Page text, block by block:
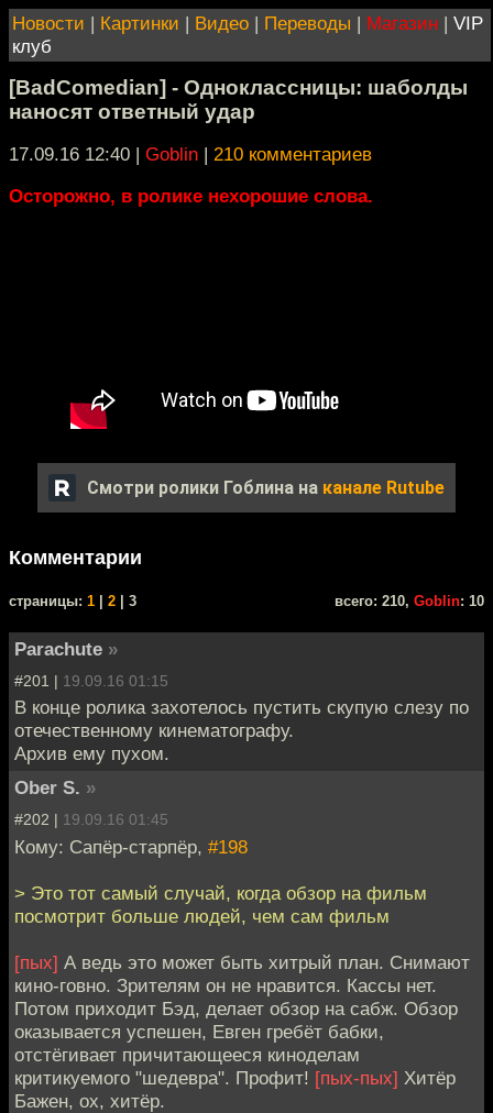
Новости | Картинки | Видео | Переводы | Магазин | VIP
клуб
[BadComedian] - Одноклассницы: шаболды
наносят ответный удар
17.09.16 12:40 | Goblin | 210 комментариев
Осторожно, в ролике нехорошие слова.
Смотри ролики Гоблина на канале Rutube
Комментарии
cтраницы: 1 2 | 3 всего: 210, Goblin: 10
Parachute »
#201 | 19.09.16 01:15
В конце ролика захотелось пустить скупую слезу по
отечественному кинематографу.
Архив ему пухом.
Ober S. »
#202 | 19.09.16 01:45
Кому: Сапёр-старпёр, #198
> Это тот самый случай, когда обзор на фильм
посмотрит больше людей, чем сам фильм
[пых] А ведь это может быть хитрый план. Снимают
кино-говно. Зрителям он не нравится. Кассы нет.
Потом приходит Бэд, делает обзор на сабж. Обзор
оказывается успешен, Евген гребёт бабки,
отстёгивает причитающееся киноделам
критикуемого "шедевра". Профит! [пых-пых] Хитёр
Бажен, ох, хитёр.